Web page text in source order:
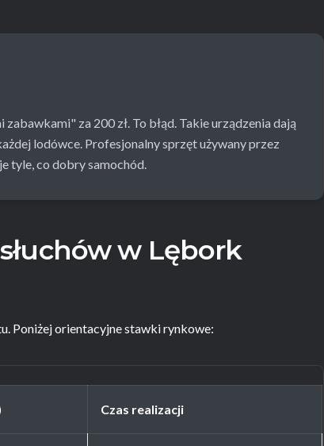
za 200 zł. To błąd. Takie urządzenia dają
lodówce. Profesjonalny sprzęt używany przez
tyle, co dobry samochód.
w Lębork
Poniżej orientacyjne stawki rynkowe:
Czas realizacji